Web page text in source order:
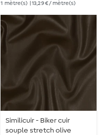
1 mètre(s) | 13,29 € / mètre(s)
Similicuir - Biker cuir
souple stretch olive